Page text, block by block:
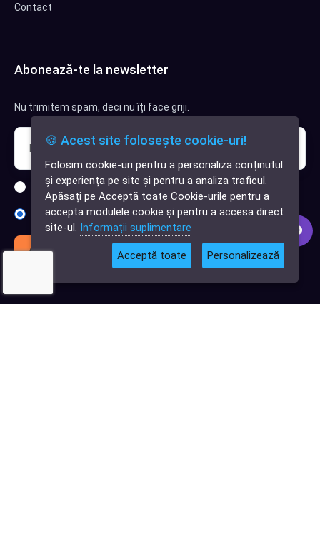
✕
Cauți o aplicație
software?
Contact
Abonează-te la newsletter
Nu trimitem spam, deci nu îți face griji.
Sunt interesat de clienți pentru compania mea IT
Sunt interesat de achiziții software
Abonează-te
🍪 Acest site folosește cookie-uri!
Folosim cookie-uri pentru a personaliza conținutul
și experiența pe site și pentru a analiza traficul.
Apăsați pe Acceptă toate Cookie-urile pentru a
accepta modulele cookie și pentru a accesa direct
site-ul. Informații suplimentare
Acceptă toate Personalizează